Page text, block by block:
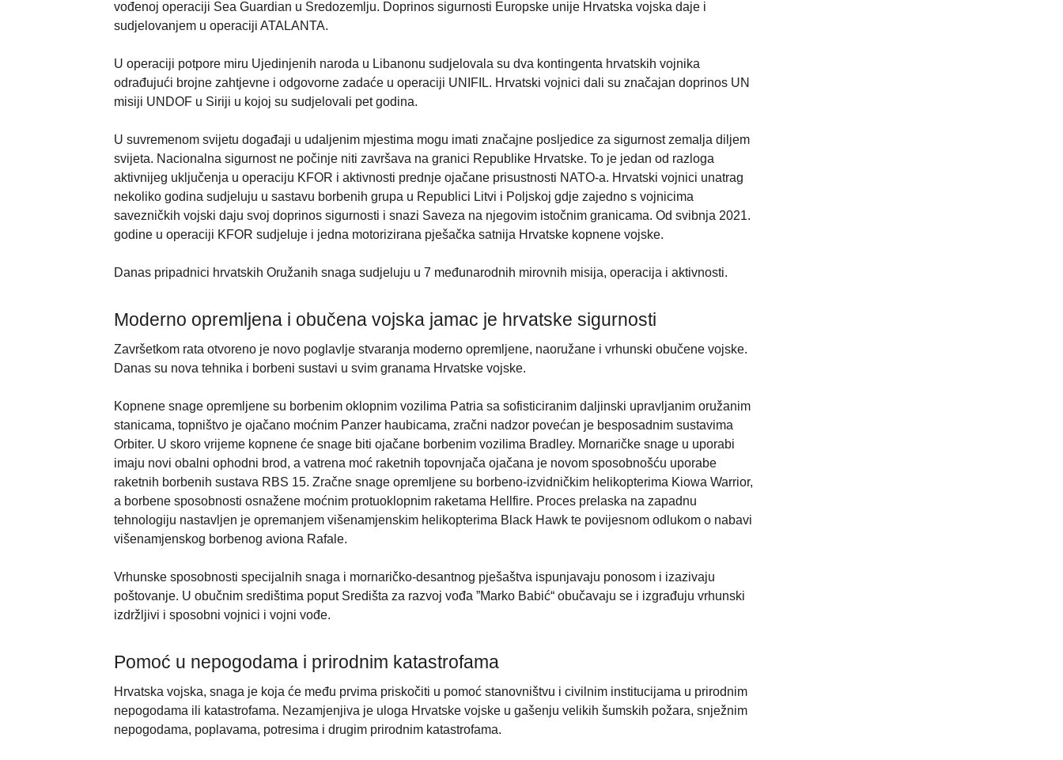
vođenoj operaciji Sea Guardian u Sredozemlju. Doprinos sigurnosti Europske unije Hrvatska vojska daje i
sudjelovanjem u operaciji ATALANTA.
U operaciji potpore miru Ujedinjenih naroda u Libanonu sudjelovala su dva kontingenta hrvatskih vojnika
odrađujući brojne zahtjevne i odgovorne zadaće u operaciji UNIFIL. Hrvatski vojnici dali su značajan doprinos UN
misiji UNDOF u Siriji u kojoj su sudjelovali pet godina.
U suvremenom svijetu događaji u udaljenim mjestima mogu imati značajne posljedice za sigurnost zemalja diljem
svijeta. Nacionalna sigurnost ne počinje niti završava na granici Republike Hrvatske. To je jedan od razloga
aktivnijeg uključenja u operaciju KFOR i aktivnosti prednje ojačane prisustnosti NATO-a. Hrvatski vojnici unatrag
nekoliko godina sudjeluju u sastavu borbenih grupa u Republici Litvi i Poljskoj gdje zajedno s vojnicima
savezničkih vojski daju svoj doprinos sigurnosti i snazi Saveza na njegovim istočnim granicama. Od svibnja 2021.
godine u operaciji KFOR sudjeluje i jedna motorizirana pješačka satnija Hrvatske kopnene vojske.
Danas pripadnici hrvatskih Oružanih snaga sudjeluju u 7 međunarodnih mirovnih misija, operacija i aktivnosti.
Moderno opremljena i obučena vojska jamac je hrvatske sigurnosti
Završetkom rata otvoreno je novo poglavlje stvaranja moderno opremljene, naoružane i vrhunski obučene vojske.
Danas su nova tehnika i borbeni sustavi u svim granama Hrvatske vojske.
Kopnene snage opremljene su borbenim oklopnim vozilima Patria sa sofisticiranim daljinski upravljanim oružanim
stanicama, topništvo je ojačano moćnim Panzer haubicama, zračni nadzor povećan je besposadnim sustavima
Orbiter. U skoro vrijeme kopnene će snage biti ojačane borbenim vozilima Bradley. Mornaričke snage u uporabi
imaju novi obalni ophodni brod, a vatrena moć raketnih topovnjača ojačana je novom sposobnošću uporabe
raketnih borbenih sustava RBS 15. Zračne snage opremljene su borbeno-izvidničkim helikopterima Kiowa Warrior,
a borbene sposobnosti osnažene moćnim protuoklopnim raketama Hellfire. Proces prelaska na zapadnu
tehnologiju nastavljen je opremanjem višenamjenskim helikopterima Black Hawk te povijesnom odlukom o nabavi
višenamjenskog borbenog aviona Rafale.
Vrhunske sposobnosti specijalnih snaga i mornaričko-desantnog pješaštva ispunjavaju ponosom i izazivaju
poštovanje. U obučnim središtima poput Središta za razvoj vođa ”Marko Babić“ obučavaju se i izgrađuju vrhunski
izdržljivi i sposobni vojnici i vojni vođe.
Pomoć u nepogodama i prirodnim katastrofama
Hrvatska vojska, snaga je koja će među prvima priskočiti u pomoć stanovništvu i civilnim institucijama u prirodnim
nepogodama ili katastrofama. Nezamjenjiva je uloga Hrvatske vojske u gašenju velikih šumskih požara, snježnim
nepogodama, poplavama, potresima i drugim prirodnim katastrofama.